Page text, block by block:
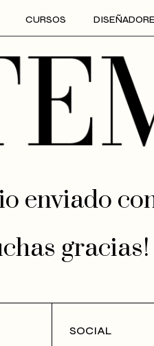
CURSOS
enviado
gracias!
SOCIAL